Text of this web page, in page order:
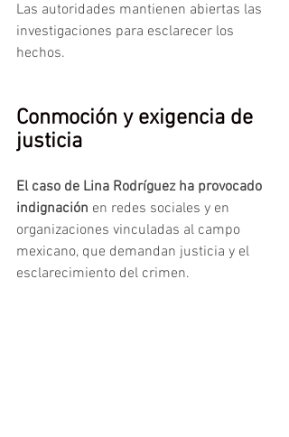
Las autoridades mantienen abiertas las
investigaciones para esclarecer los
hechos.
Conmoción y exigencia de
justicia
El caso de Lina Rodríguez ha provocado
indignación en redes sociales y en
organizaciones vinculadas al campo
mexicano, que demandan justicia y el
esclarecimiento del crimen.